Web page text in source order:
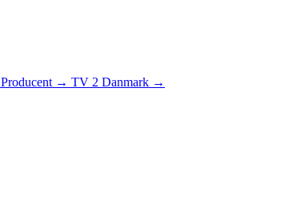
Producent → TV 2 Danmark →